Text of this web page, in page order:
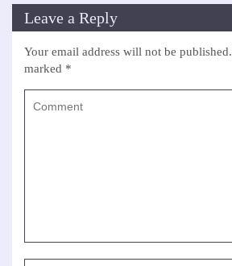
Leave a Reply
Your email address will not be published.
marked *